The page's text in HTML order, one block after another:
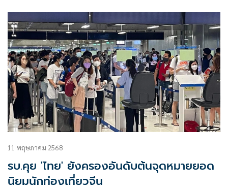
11 พฤษภาคม 2568
รบ.คุย 'ไทย' ยังครองอันดับต้นจุดหมายยอด
นิยมนักท่องเที่ยวจีน